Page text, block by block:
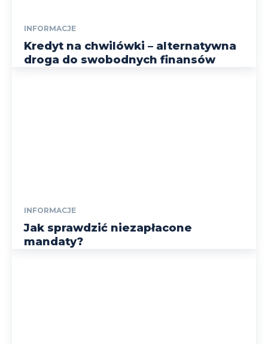
INFORMACJE
Kredyt na chwilówki – alternatywna
droga do swobodnych finansów
INFORMACJE
Jak sprawdzić niezapłacone
mandaty?